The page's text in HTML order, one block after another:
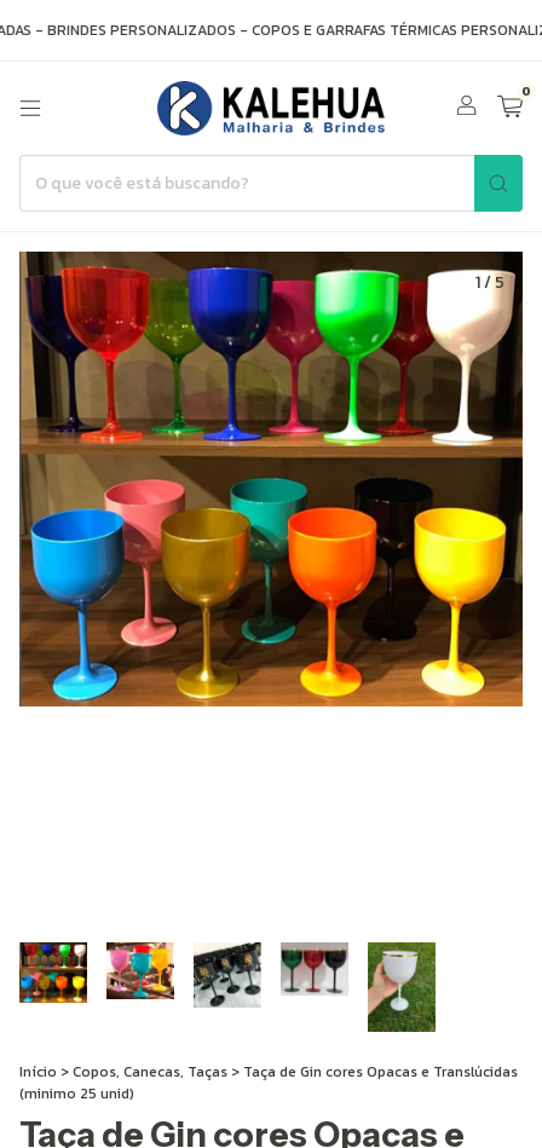
- BRINDES PERSONALIZADOS - COPOS E GARRAFAS TÉRMICAS
0
1/5
Início >Copos, Canecas, Taças > Taça de Gin cores Opacas e Translúcidas
(minimo 25 unid)
Taça de Gin cores Opacas e